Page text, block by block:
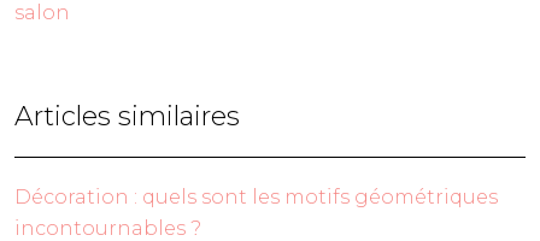
salon
Articles similaires
Décoration : quels sont les motifs géométriques
incontournables ?